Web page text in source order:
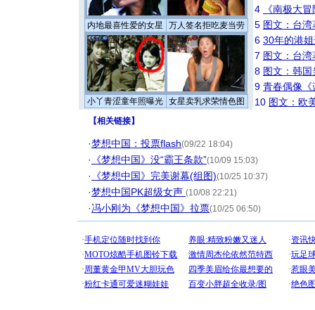
内地最喜性爱的女星 万人签名拒吃麦当劳
小丫青涩童年照曝光 女星卖乳求荣情色图
4
《南极大
5 图文：台
6 30年的港
7 图文：台
8 图文：韩
9 青春偶像《
10 图文：欧
【相关链接】
·梦想中国：投票flash(09/22 18:04)
· 《梦想中国》没“霸王条款”(10/09 15:03)
· 《梦想中国》完美谢幕(组图)(10/25 10:37)
·梦想中国PK超级女声 (10/08 22:21)
·冯小刚为《梦想中国》拉票(10/25 06:50)